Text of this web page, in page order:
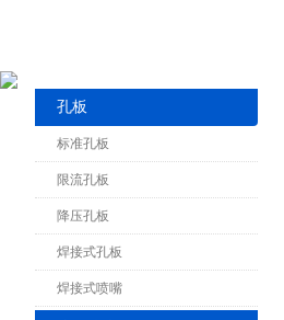
孔板
标准孔板
限流孔板
降压孔板
焊接式孔板
焊接式喷嘴